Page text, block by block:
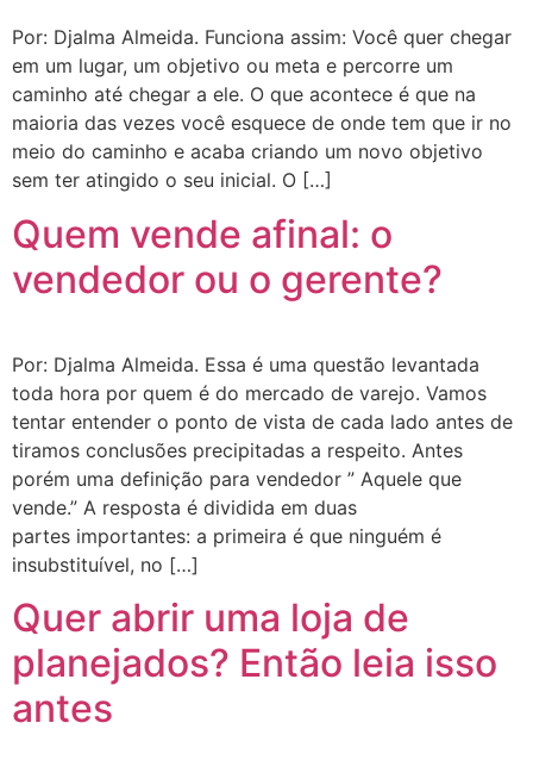
Por: Djalma Almeida. Funciona assim: Você quer chegar
em um lugar, um objetivo ou meta e percorre um
caminho até chegar a ele. O que acontece é que na
maioria das vezes você esquece de onde tem que ir no
meio do caminho e acaba criando um novo objetivo
sem ter atingido o seu inicial. O […]
Quem vende afinal: o
vendedor ou o gerente?
Por: Djalma Almeida. Essa é uma questão levantada
toda hora por quem é do mercado de varejo. Vamos
tentar entender o ponto de vista de cada lado antes de
tiramos conclusões precipitadas a respeito. Antes
porém uma definição para vendedor ” Aquele que
vende.” A resposta é dividida em duas
partes importantes: a primeira é que ninguém é
insubstituível, no […]
Quer abrir uma loja de
planejados? Então leia isso
antes